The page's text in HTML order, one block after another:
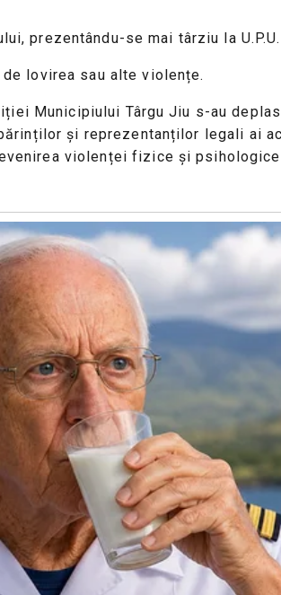
prezentându-se mai târziu la
lovirea sau alte violențe.
Municipiului Târgu Jiu s-au
și reprezentanților legali ai
violenței fizice și